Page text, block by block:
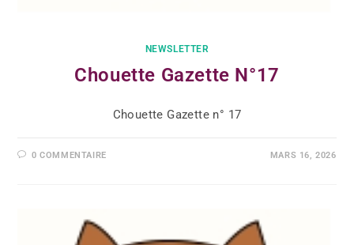
NEWSLETTER
Chouette Gazette N°17
Chouette Gazette n° 17
0 COMMENTAIRE MARS 16, 2026